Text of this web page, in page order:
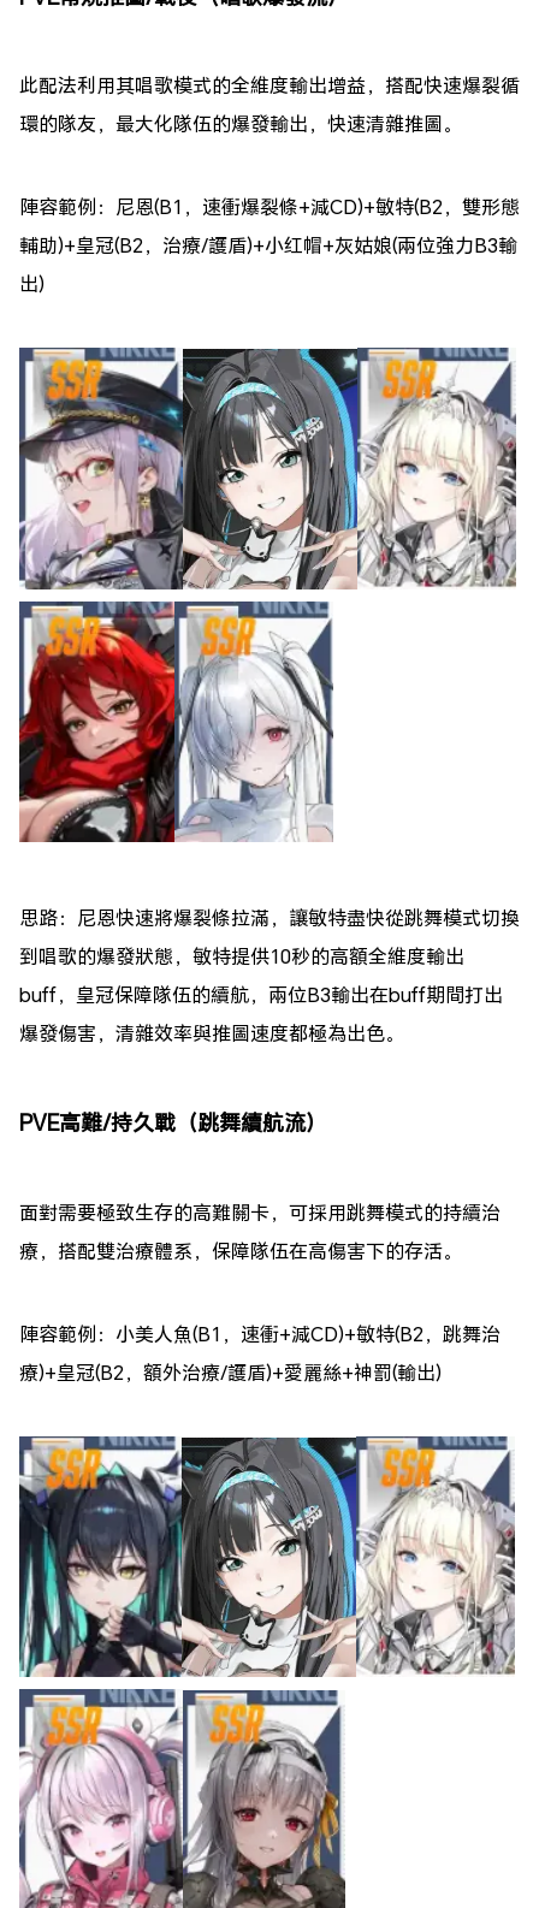
此配法利用其唱歌模式的全維度輸出增益，搭配快速爆裂循
環的隊友，最大化隊伍的爆發輸出，快速清雜推圖。
陣容範例：尼恩(B1，速衝爆裂條+減CD)+敏特(B2，雙形態
輔助)+皇冠(B2，治療/護盾)+小红帽+灰姑娘(兩位強力B3輸
出)
思路：尼恩快速將爆裂條拉滿，讓敏特盡快從跳舞模式切換
到唱歌的爆發狀態，敏特提供10秒的高額全維度輸出
buff，皇冠保障隊伍的續航，兩位B3輸出在buff期間打出
爆發傷害，清雜效率與推圖速度都極為出色。
PVE高難/持久戰（跳舞續航流）
面對需要極致生存的高難關卡，可採用跳舞模式的持續治
療，搭配雙治療體系，保障隊伍在高傷害下的存活。
陣容範例：小美人魚(B1，速衝+減CD)+敏特(B2，跳舞治
療)+皇冠(B2，額外治療/護盾)+愛麗絲+神罰(輸出)